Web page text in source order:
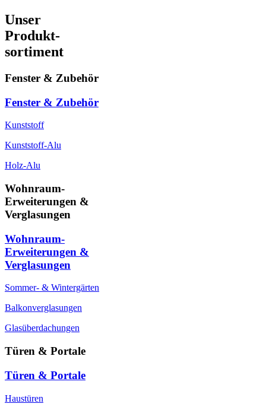
Unser
Produkt-
sortiment
Fenster & Zubehör
Fenster & Zubehör
Kunststoff
Kunststoff-Alu
Holz-Alu
Wohnraum-
Erweiterungen &
Verglasungen
Wohnraum-
Erweiterungen &
Verglasungen
Sommer- & Wintergärten
Balkonverglasungen
Glasüberdachungen
Türen & Portale
Türen & Portale
Haustüren